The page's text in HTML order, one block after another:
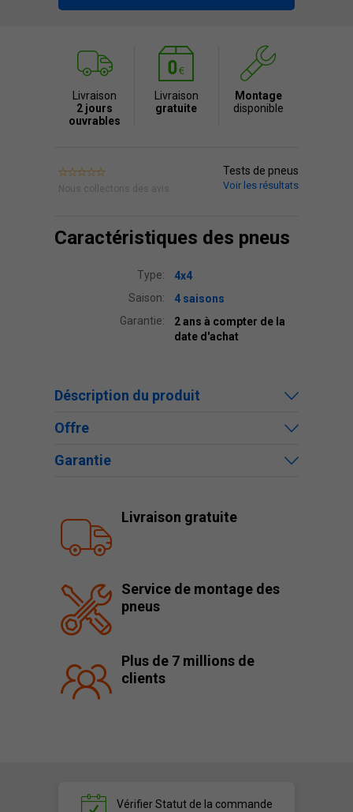
Livraison
2 jours
ouvrables
Livraison
gratuite
Montage
disponible
Nous collectons des avis.
Tests de pneus
Voir les résultats
Caractéristiques des pneus
Type:
4x4
Saison:
4 saisons
Garantie:
2 ans à compter de la
date d'achat
Déscription du produit
Offre
Garantie
Livraison gratuite
Service de montage des
pneus
Plus de 7 millions de
clients
VérifierStatut de la commande